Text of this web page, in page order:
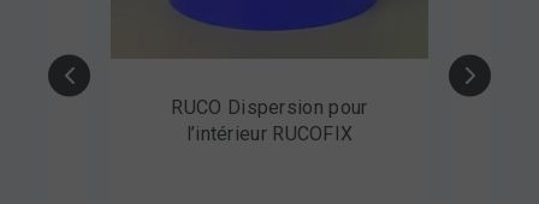
RUCO Dispersion pour
l’intérieur RUCOFIX